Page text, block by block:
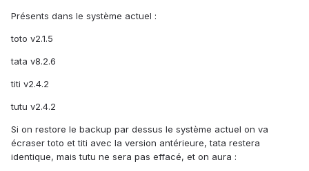
Présents dans le système actuel :
toto v2.1.5
tata v8.2.6
titi v2.4.2
tutu v2.4.2
Si on restore le backup par dessus le système actuel on va
écraser toto et titi avec la version antérieure, tata restera
identique, mais tutu ne sera pas effacé, et on aura :